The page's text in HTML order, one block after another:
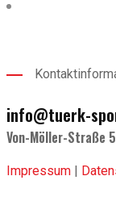
info@tuerk-
Von-Möller-Straße
Impressum |